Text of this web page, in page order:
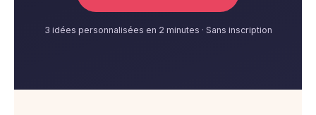
3 idées personnalisées en 2 minutes · Sans inscription